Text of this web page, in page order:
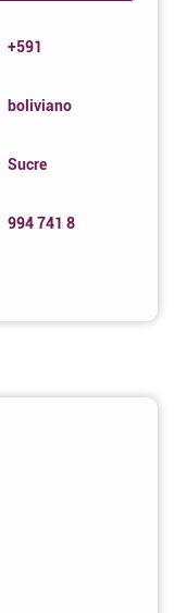
+591
boliviano
Sucre
994 741 8